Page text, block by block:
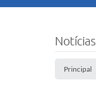
Notícias
Principal